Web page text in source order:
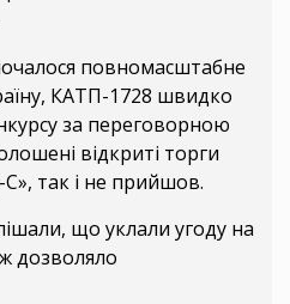
повномасштабне
КАТП-1728 швидко
за переговорною
відкриті торги
С», так і не прийшов.
що уклали угоду на
дозволяло